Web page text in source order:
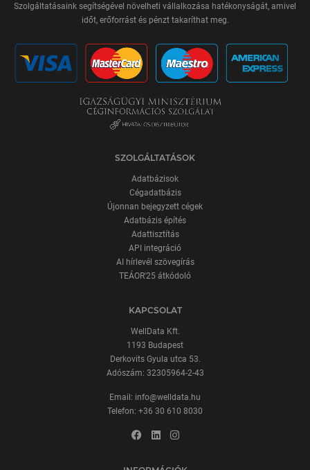
Szolgáltatásaink segítségével növelheti vállalkozása hatékonyságát, amivel
időt, erőforrást és pénzt takaríthat meg.
SZOLGÁLTATÁSOK
Adatbázisok
Cégadatbázis
Újonnan bejegyzett cégek
Adatbázis építés
Adattisztítás
API integráció
AI hírlevél szövegírás
TEÁOR'25 átkódoló
KAPCSOLAT
WellData Kft.
1193 Budapest
Derkovits Gyula utca 53.
Adószám: 32305964-2-43
Email: info@welldata.hu
Telefon: +36 30 610 8030